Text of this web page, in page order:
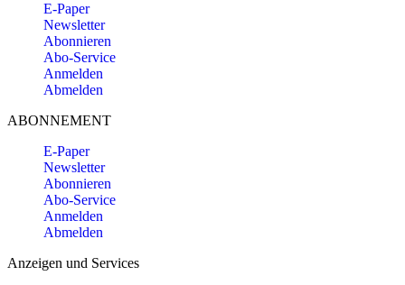
E-Paper
Newsletter
Abonnieren
Abo-Service
Anmelden
Abmelden
ABONNEMENT
E-Paper
Newsletter
Abonnieren
Abo-Service
Anmelden
Abmelden
Anzeigen und Services